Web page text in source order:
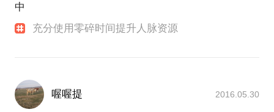
中
充分使用零碎时间提升人脉资源
喔喔提 2016.05.30